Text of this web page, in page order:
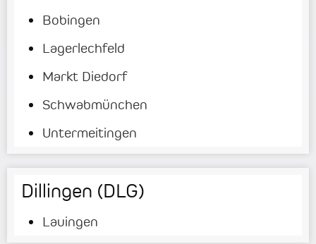
Bobingen
Lagerlechfeld
Markt Diedorf
Schwabmünchen
Untermeitingen
Dillingen (DLG)
Lauingen